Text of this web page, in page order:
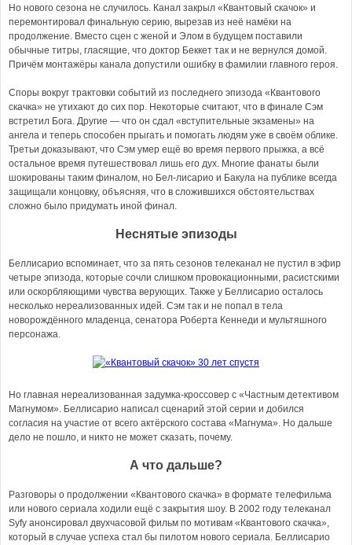
Но нового сезона не случилось. Канал закрыл «Квантовый скачок» и
перемонтировал финальную серию, вырезав из неё намёки на
продолжение. Вместо сцен с женой и Элом в будущем поставили
обычные титры, гласящие, что доктор Беккет так и не вернулся домой.
Причём монтажёры канала допустили ошибку в фамилии главного героя.
Споры вокруг трактовки событий из последнего эпизода «Квантового
скачка» не утихают до сих пор. Некоторые считают, что в финале Сэм
встретил Бога. Другие — что он сдал «вступительные экзамены» на
ангела и теперь способен прыгать и помогать людям уже в своём облике.
Третьи доказывают, что Сэм умер ещё во время первого прыжка, а всё
остальное время путешествовал лишь его дух. Многие фанаты были
шокированы таким финалом, но Бел-лисарио и Бакула на публике всегда
защищали концовку, объясняя, что в сложившихся обстоятельствах
сложно было придумать иной финал.
Неснятые эпизоды
Беллисарио вспоминает, что за пять сезонов телеканал не пустил в эфир
четыре эпизода, которые сочли слишком провокационными, расистскими
или оскорбляющими чувства верующих. Также у Беллисарио осталось
несколько нереализованных идей. Сэм так и не попал в тела
новорождённого младенца, сенатора Роберта Кеннеди и мультяшного
персонажа.
Но главная нереализованная задумка-кроссовер с «Частным детективом
Магнумом». Беллисарио написал сценарий этой серии и добился
согласия на участие от всего актёрского состава «Магнума». Но дальше
дело не пошло, и никто не может сказать, почему.
А что дальше?
Разговоры о продолжении «Квантового скачка» в формате телефильма
или нового сериала ходили ещё с закрытия шоу. В 2002 году телеканал
Syfy анонсировал двухчасовой фильм по мотивам «Квантового скачка»,
который в случае успеха стал бы пилотом нового сериала. Беллисарио